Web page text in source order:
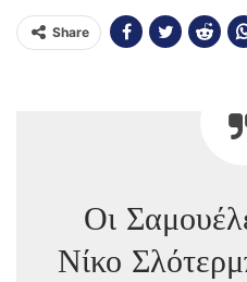
Share
Οι
Νίκο